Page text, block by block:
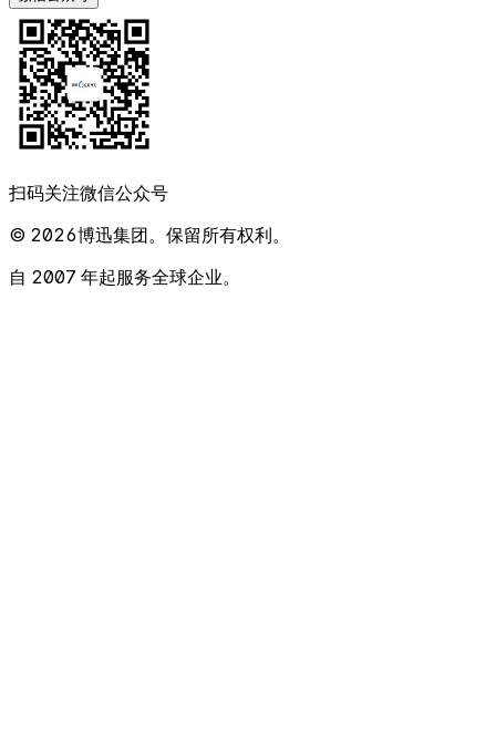
扫码关注微信公众号
© 2026博迅集团。保留所有权利。
自 2007 年起服务全球企业。